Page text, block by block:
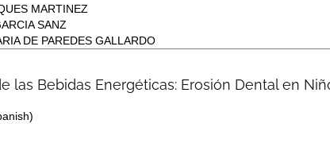
MARTINEZ
SANZ
DE PAREDES GALLARDO
las Bebidas Energéticas: Erosión Dental en